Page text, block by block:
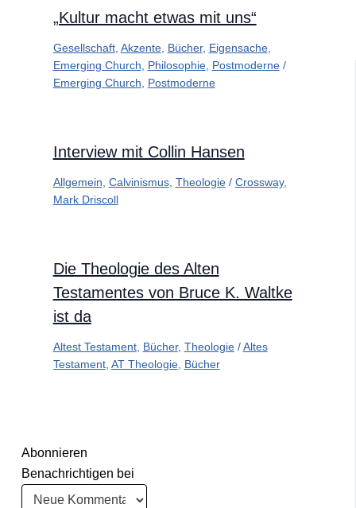
„Kultur macht etwas mit uns“
Gesellschaft, Akzente, Bücher, Eigensache,
Emerging Church
Philosophie, Postmoderne/
Emerging Church
Postmoderne
Interview mit Collin Hansen
Allgemein Calvinismus, Theologie/ Crossway,
Mark Driscoll
Die Theologie des Alten
Testamentes von Bruce K. Waltke
ist da
Altest Testament, Bücher, Theologie/Altes
Testament, AT Theologie, Bücher
Abonnieren
Benachrichtigen bei